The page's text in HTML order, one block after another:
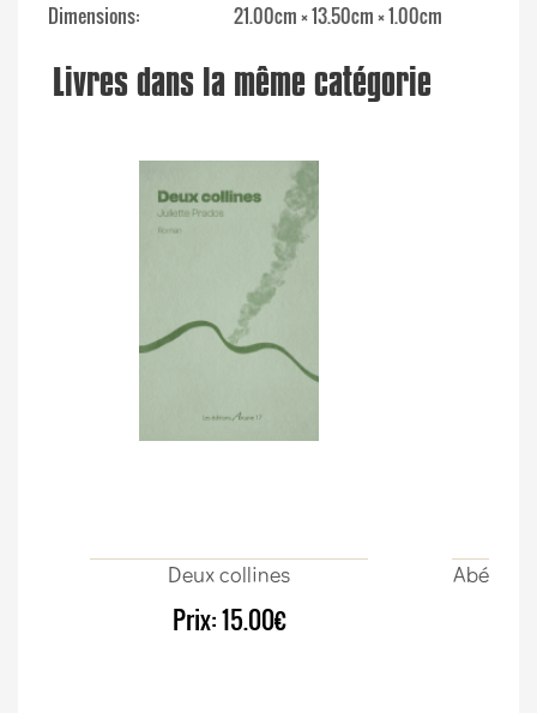
Dimensions
21.00cm × 13.50cm × 1.00cm
Livres dans la même catégorie
Deux collines
Prix:15.00€